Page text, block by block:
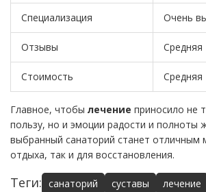
Специализация Очень
Отзывы Средняя
Стоимость Средняя
Главное, чтобы лечение приносило не
пользу, но и эмоции радости и полноты
выбранный санаторий станет отличным
отдыха, так и для восстановления.
Теги: санаторий суставы лечение